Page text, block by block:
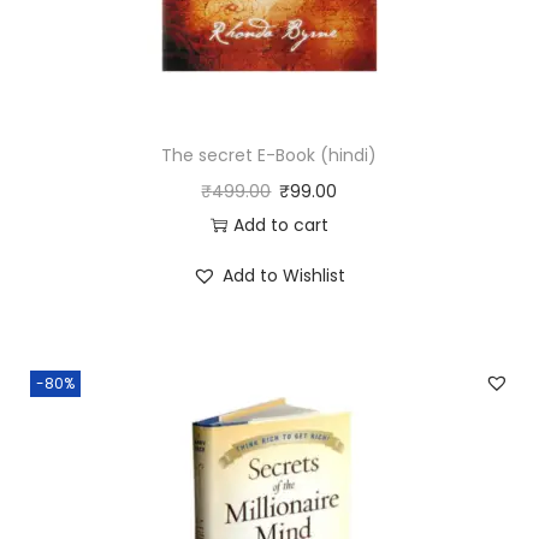
The secret E-Book (hindi)
₹499.00 ₹99.00
Add to cart
Add to Wishlist
-80%